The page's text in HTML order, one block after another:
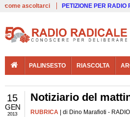
come ascoltarci PETIZIONE PER
PALINSESTO RIASCOLTA
15
GEN
2013
Notiziario del
RUBRICA | di Dino Marafioti -